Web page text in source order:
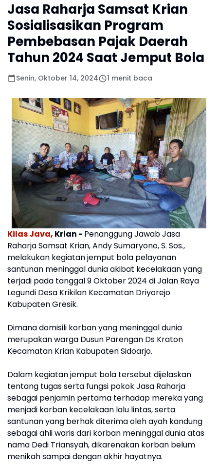
Jasa Raharja Samsat Krian
Sosialisasikan Program
Pembebasan Pajak Daerah
Tahun 2024 Saat Jemput Bola
Senin, Oktober 14, 2024 1 menit baca
Kilas Java, Krian - Penanggung Jawab Jasa
Raharja Samsat Krian, Andy Sumaryono, S. Sos.,
melakukan kegiatan jemput bola pelayanan
santunan meninggal dunia akibat kecelakaan yang
terjadi pada tanggal 9 Oktober 2024 di Jalan Raya
Legundi Desa Krikilan Kecamatan Driyorejo
Kabupaten Gresik.
Dimana domisili korban yang meninggal dunia
merupakan warga Dusun Parengan Ds Kraton
Kecamatan Krian Kabupaten Sidoarjo.
Dalam kegiatan jemput bola tersebut dijelaskan
tentang tugas serta fungsi pokok Jasa Raharja
sebagai penjamin pertama terhadap mereka yang
menjadi korban kecelakaan lalu lintas, serta
santunan yang berhak diterima oleh ayah kandung
sebagai ahli waris dari korban meninggal dunia atas
nama Dedi Triansyah, dikarenakan korban belum
menikah sampai dengan akhir hayatnya.